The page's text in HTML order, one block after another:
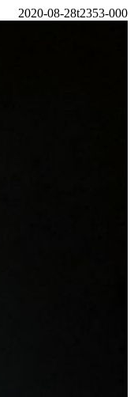
2020-08-28t2353-000